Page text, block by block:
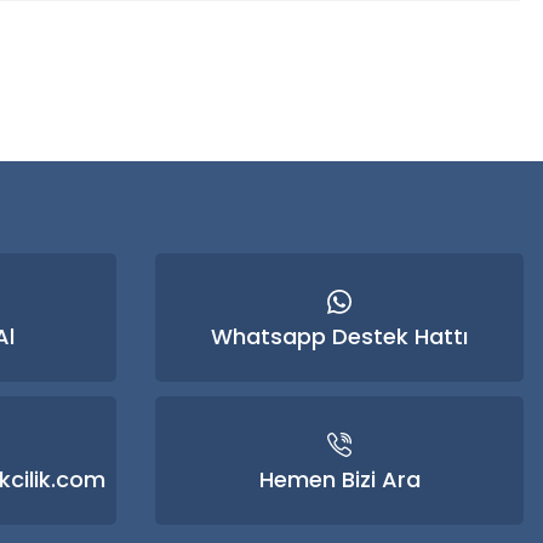
Whatsapp Destek Hattı
Hemen Bizi Ara